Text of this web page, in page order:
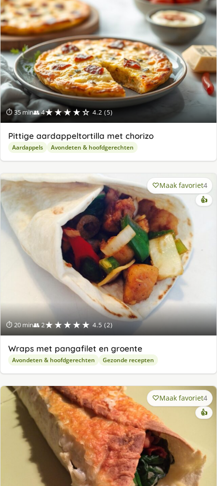
⏱ 35 min👥 4★★★★☆ 4.2 (5)
Pittige aardappeltortilla met chorizo
Aardappels Avondeten & hoofdgerechten
⏱ 20 min👥 2★★★★★ 4.5 (2)
Maak favoriet4
👍
Wraps met pangafilet en groente
Avondeten & hoofdgerechten Gezonde recepten
Maak favoriet4
👍